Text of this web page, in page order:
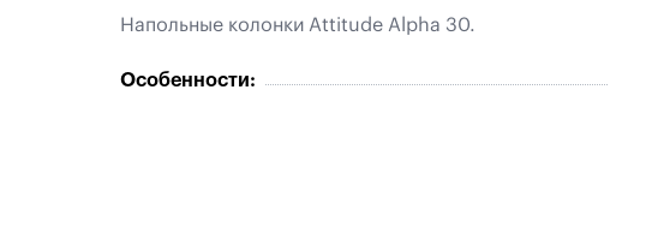
Напольные колонки Attitude Alpha 30.
Особенности: